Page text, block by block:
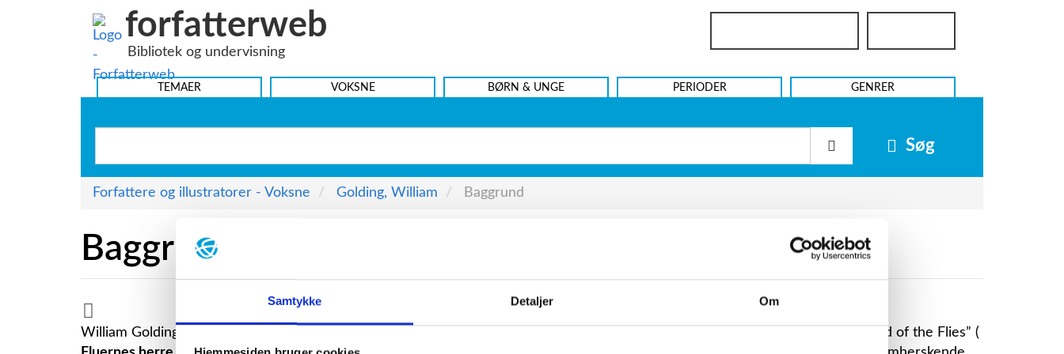
Samtykke Detaljer Om
forfatterweb
Bibliotek og undervisning
HOVEDMENU
TEMAER VOKSNE BØRN & UNGE PERIODER GENRER
Søg
Forfattere og illustratorer - Voksne Golding, William Baggrund
Baggrund
William Golding hører til de forfattere, hvis navn af de fleste læsere forbindes med et enkelt værk. I Goldings tilfælde er det ”Lord of the Flies” (